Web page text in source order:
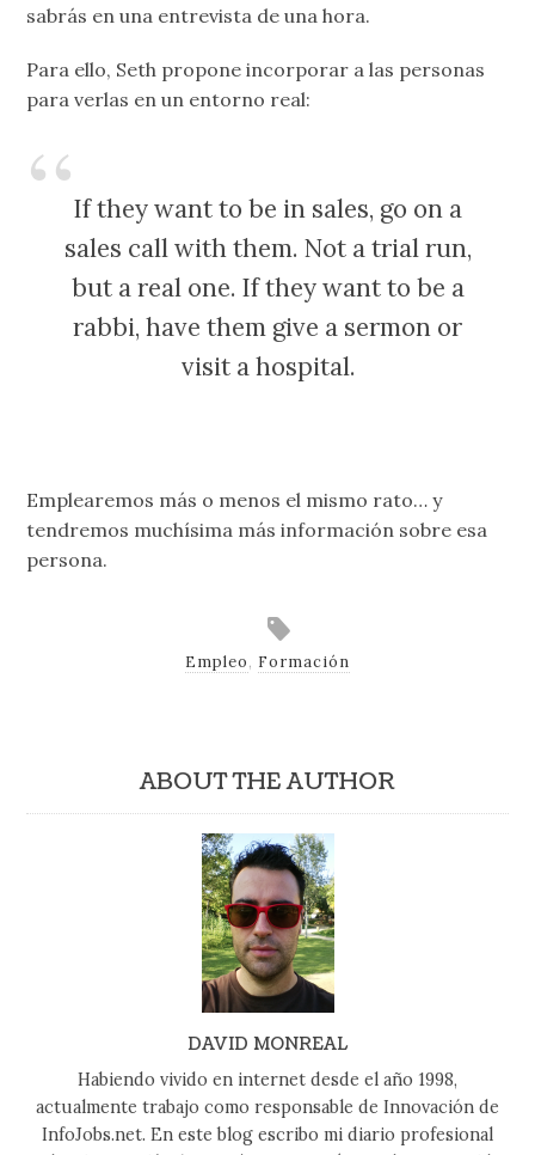
sabrás en una entrevista de una hora.
Para ello, Seth propone incorporar a las personas
para verlas en un entorno real:
If they want to be in sales, go on a
sales call with them. Not a trial run,
but a real one. If they want to be a
rabbi, have them give a sermon or
visit a hospital.
Emplearemos más o menos el mismo rato… y
tendremos muchísima más información sobre esa
persona.
Empleo, Formación
ABOUT THE AUTHOR
DAVID MONREAL
Habiendo vivido en internet desde el año 1998,
actualmente trabajo como responsable de Innovación de
InfoJobs.net. En este blog escribo mi diario profesional